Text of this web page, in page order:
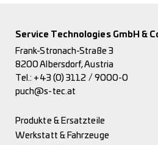
Service Technologies GmbH &
Frank-Stronach-Straße 3
8200 Albersdorf, Austria
Tel.: +43 (0) 3112 / 9000-0
puch@s-tec.at
Produkte & Ersatzteile
Werkstatt & Fahrzeuge